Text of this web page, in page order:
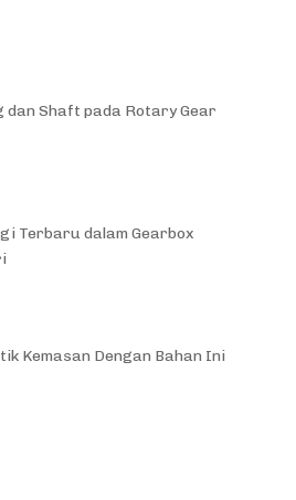
dan Shaft pada Rotary Gear
Terbaru dalam Gearbox
Kemasan Dengan Bahan Ini